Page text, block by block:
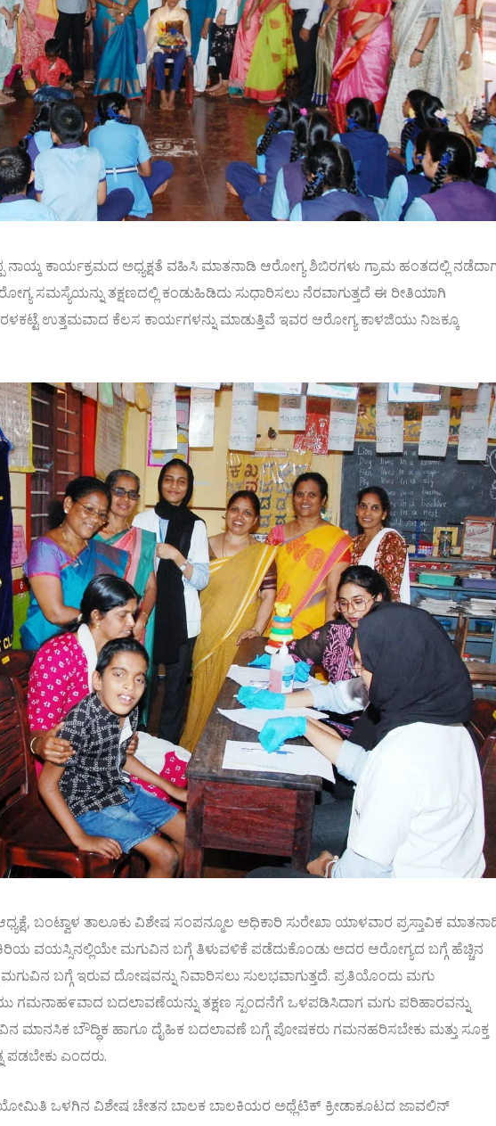
ನಾಯ್ಕ ಕಾರ್ಯಕ್ರಮದ ಅಧ್ಯಕ್ಷತೆ ವಹಿಸಿ ಮಾತನಾಡಿ ಆರೋಗ್ಯ ಶಿಬಿರಗಳು ಗ್ರಾಮ ಹಂತದಲ್ಲಿ
ಸಮಸ್ಯೆಯನ್ನು ತಕ್ಷಣದಲ್ಲಿ ಕಂಡುಹಿಡಿದು ಸುಧಾರಿಸಲು ನೆರವಾಗುತ್ತದೆ ಈ ರೀತಿಯಾಗಿ
ಉತ್ತಮವಾದ ಕೆಲಸ ಕಾರ್ಯಗಳನ್ನು ಮಾಡುತ್ತಿವೆ ಇವರ ಆರೋಗ್ಯ ಕಾಳಜಿಯು ನಿಜಕ್ಕೂ
ಬಂಟ್ವಾಳ ತಾಲೂಕು ವಿಶೇಷ ಸಂಪನ್ಮೂಲ ಅಧಿಕಾರಿ ಸುರೇಖಾ ಯಾಳವಾರ ಪ್ರಸ್ತಾವಿಕ
ವಯಸ್ಸಿನಲ್ಲಿಯೇ ಮಗುವಿನ ಬಗ್ಗೆ ತಿಳುವಳಿಕೆ ಪಡೆದುಕೊಂಡು ಅದರ ಆರೋಗ್ಯದ ಬಗ್ಗೆ ಹೆಚ್ಚಿನ
ಬಗ್ಗೆ ಇರುವ ದೋಷವನ್ನು ನಿವಾರಿಸಲು ಸುಲಭವಾಗುತ್ತದೆ. ಪ್ರತಿಯೊಂದು ಮಗು
ಬದಲಾವಣೆಯನ್ನು ತಕ್ಷಣ ಸ್ಪಂದನೆಗೆ ಒಳಪಡಿಸಿದಾಗ ಮಗು ಪರಿಹಾರವನ್ನು
ಮಾನಸಿಕ ಬೌದ್ಧಿಕ ಹಾಗೂ ದೈಹಿಕ ಬದಲಾವಣೆ ಬಗ್ಗೆ ಪೋಷಕರು ಗಮನಹರಿಸಬೇಕು ಮತ್ತು ಸೂಕ್ತ
ಪಡಬೇಕು ಎಂದರು.
ಒಳಗಿನ ವಿಶೇಷ ಚೇತನ ಬಾಲಕ ಬಾಲಕಿಯರ ಅಥ್ಲೆಟಿಕ್ ಕ್ರೀಡಾಕೂಟದ ಜಾವಲಿನ್